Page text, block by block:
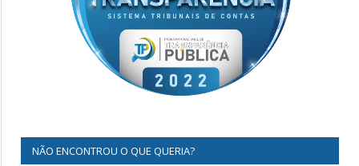
NÃO ENCONTROU O QUE QUERIA?